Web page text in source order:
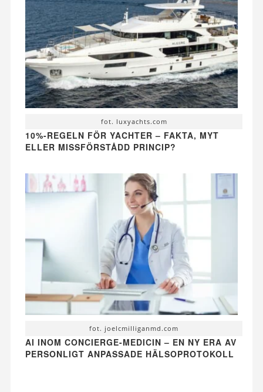
fot. luxyachts.com
10%-REGELN FÖR YACHTER – FAKTA, MYT
ELLER MISSFÖRSTÅDD PRINCIP?
fot. joelcmilliganmd.com
AI INOM CONCIERGE-MEDICIN – EN NY ERA AV
PERSONLIGT ANPASSADE HÄLSOPROTOKOLL